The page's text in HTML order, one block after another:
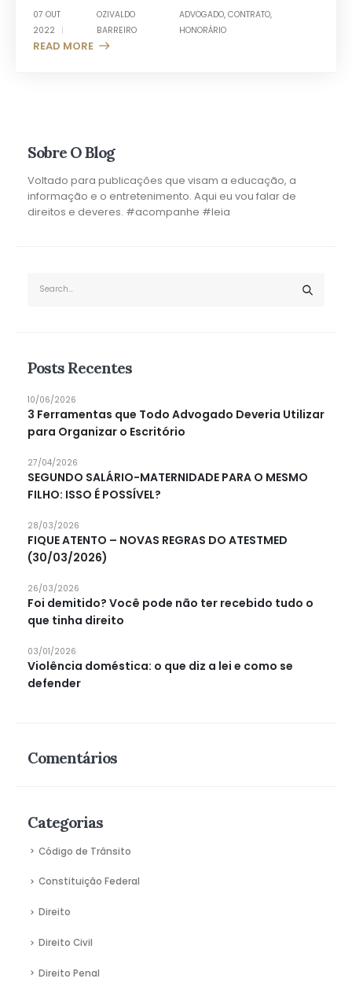
07 OUT
2022
OZIVALDO
BARREIRO
ADVOGADO, CONTRATO,
HONORÁRIO
READ MORE +
Sobre O Blog
Voltado para publicações que visam a educação, a
informação e o entretenimento. Aqui eu vou falar de
direitos e deveres. #acompanhe #leia
Posts Recentes
3 Ferramentas que Todo Advogado Deveria Utilizar
para Organizar o Escritório
10/06/2026
SEGUNDO SALÁRIO-MATERNIDADE PARA O MESMO
FILHO: ISSO É POSSÍVEL?
27/04/2026
FIQUE ATENTO – NOVAS REGRAS DO ATESTMED
(30/03/2026)
28/03/2026
Foi demitido? Você pode não ter recebido tudo o
que tinha direito
26/03/2026
Violência doméstica: o que diz a lei e como se
defender
03/01/2026
Comentários
Categorias
Código de Trânsito
Constituição Federal
Direito
Direito Civil
Direito Penal